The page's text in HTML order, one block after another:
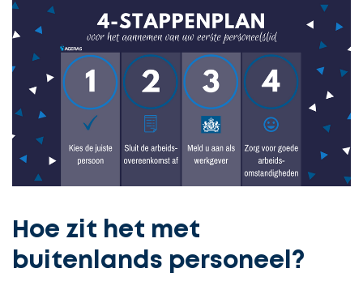
Hoe zit het met
buitenlands personeel?